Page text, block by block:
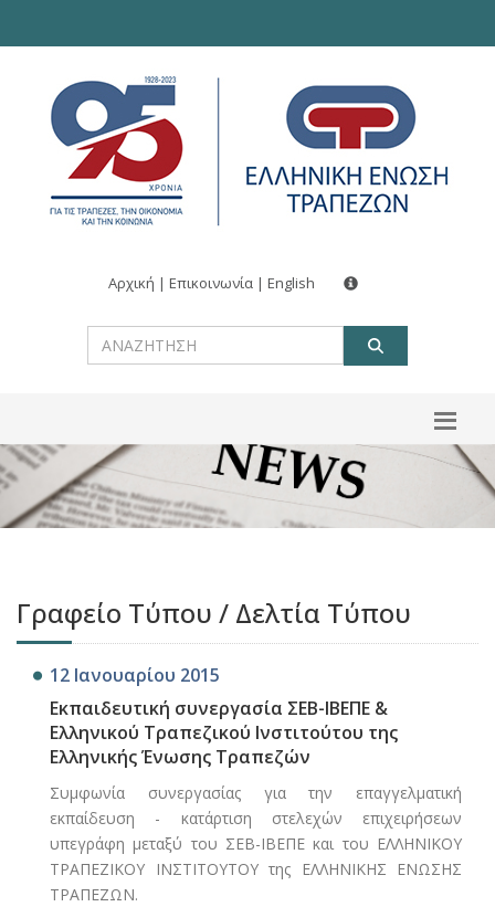
Αρχική | Επικοινωνία | English
Γραφείο Τύπου / Δελτία Τύπου
12 Ιανουαρίου 2015
Εκπαιδευτική συνεργασία ΣΕΒ-ΙΒΕΠΕ &
Ελληνικού Τραπεζικού Ινστιτούτου της
Ελληνικής Ένωσης Τραπεζών
Συμφωνία συνεργασίας για την επαγγελματική
εκπαίδευση - κατάρτιση στελεχών επιχειρήσεων
υπεγράφη μεταξύ του ΣΕΒ-ΙΒΕΠΕ και του ΕΛΛΗΝΙΚΟΥ
ΤΡΑΠΕΖΙΚΟΥ ΙΝΣΤΙΤΟΥΤΟΥ της ΕΛΛΗΝΙΚΗΣ ΕΝΩΣΗΣ
ΤΡΑΠΕΖΩΝ.